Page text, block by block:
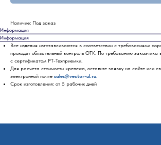
Наличие: Под заказ
Информация
Информация
Все изделия изготавливаются в соответствии с требованиями
проходят обязательный контроль ОТК. По требованию заказчика
с сертификатом РТ-Техприемки.
Для расчета стоимости крепежа, оставьте заявку на сайте или
электронной почте sales@vector-ul.ru.
Срок изготовления: от 5 рабочих дней